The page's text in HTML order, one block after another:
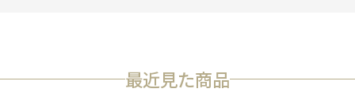
最近見た商品